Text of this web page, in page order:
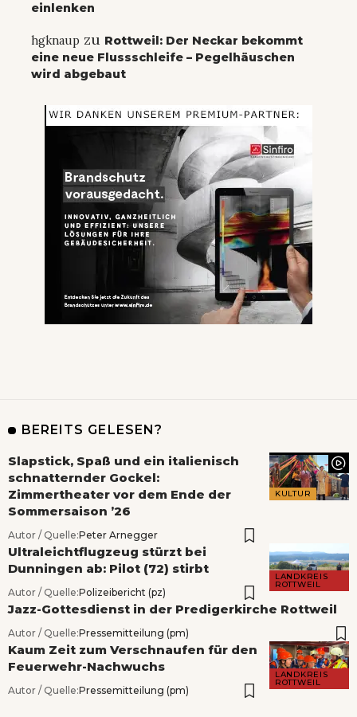
einlenken
hgknaup zu Rottweil: Der Neckar bekommt
eine neue Flussschleife – Pegelhäuschen
wird abgebaut
BEREITS GELESEN?
KULTUR
Slapstick, Spaß und ein italienisch
schnatternder Gockel:
Zimmertheater vor dem Ende der
Sommersaison ’26
Autor / Quelle:Peter Arnegger
LANDKREIS
ROTTWEIL
Ultraleichtflugzeug stürzt bei
Dunningen ab: Pilot (72) stirbt
Autor / Quelle:Polizeibericht (pz)
Jazz-Gottesdienst in der Predigerkirche Rottweil
Autor / Quelle:Pressemitteilung (pm)
LANDKREIS
ROTTWEIL
Kaum Zeit zum Verschnaufen für den
Feuerwehr-Nachwuchs
Autor / Quelle:Pressemitteilung (pm)